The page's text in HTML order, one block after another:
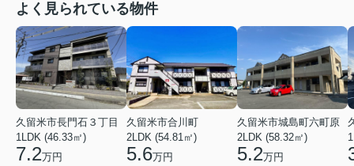
よく見られている物件
久留米市長門石３丁目
1LDK (46.33㎡)
7.2万円
久留米市合川町
2LDK (54.81㎡)
5.6万円
久留米市城島町六町原
2LDK (58.32㎡)
5.2万円